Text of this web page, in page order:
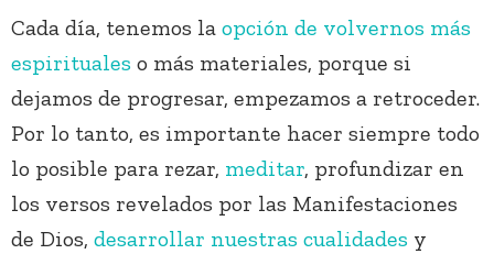
Cada día, tenemos la opción de volvernos más
espirituales o más materiales, porque si
dejamos de progresar, empezamos a retroceder.
Por lo tanto, es importante hacer siempre todo
lo posible para rezar, meditar, profundizar en
los versos revelados por las Manifestaciones
de Dios, desarrollar nuestras cualidades y